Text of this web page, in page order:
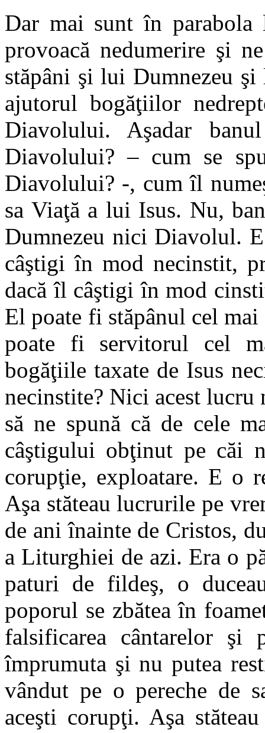
Dar mai sunt în
provoacă nedumerire şi
stăpâni şi lui Dumnezeu
ajutorul bogăţiilor
Diavolului. Aşadar
Diavolului? – cum se
Diavolului? -, cum îl
sa Viaţă a lui Isus. Nu,
Dumnezeu nici Diavolul.
câştigi în mod necinstit,
dacă îl câştigi în mod
El poate fi stăpânul cel mai
poate fi servitorul cel
bogăţiile taxate de Isus
necinstite? Nici acest lucru
să ne spună că de cele
câştigului obţinut pe căi
corupţie, exploatare. E o
Aşa stăteau lucrurile pe
de ani înainte de Cristos,
a Liturghiei de azi. Era o
paturi de fildeş, o
poporul se zbătea în
falsificarea cântarelor şi
împrumuta şi nu putea
vândut pe o pereche de
aceşti corupţi. Aşa